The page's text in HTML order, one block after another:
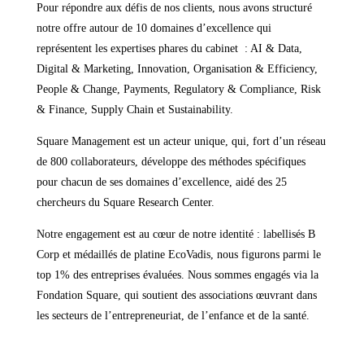
Pour répondre aux défis de nos clients, nous avons structuré
notre offre autour de 10 domaines d’excellence qui
représentent les expertises phares du cabinet : AI & Data,
Digital & Marketing, Innovation, Organisation & Efficiency,
People & Change, Payments, Regulatory & Compliance, Risk
& Finance, Supply Chain et Sustainability.
Square Management est un acteur unique, qui, fort d’un réseau
de 800 collaborateurs, développe des méthodes spécifiques
pour chacun de ses domaines d’excellence, aidé des 25
chercheurs du Square Research Center.
Notre engagement est au cœur de notre identité : labellisés B
Corp et médaillés de platine EcoVadis, nous figurons parmi le
top 1% des entreprises évaluées. Nous sommes engagés via la
Fondation Square, qui soutient des associations œuvrant dans
les secteurs de l’entrepreneuriat, de l’enfance et de la santé.